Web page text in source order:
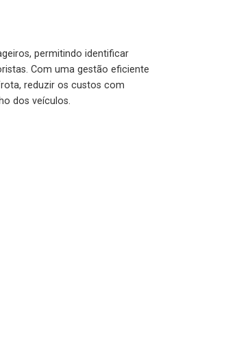
permitindo identificar
Com uma gestão eficiente
reduzir os custos com
dos veículos.